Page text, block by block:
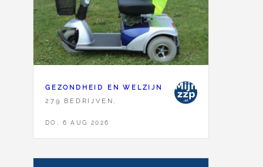
GEZONDHEID EN WELZIJN
279 BEDRIJVEN,
DO, 6 AUG 2026